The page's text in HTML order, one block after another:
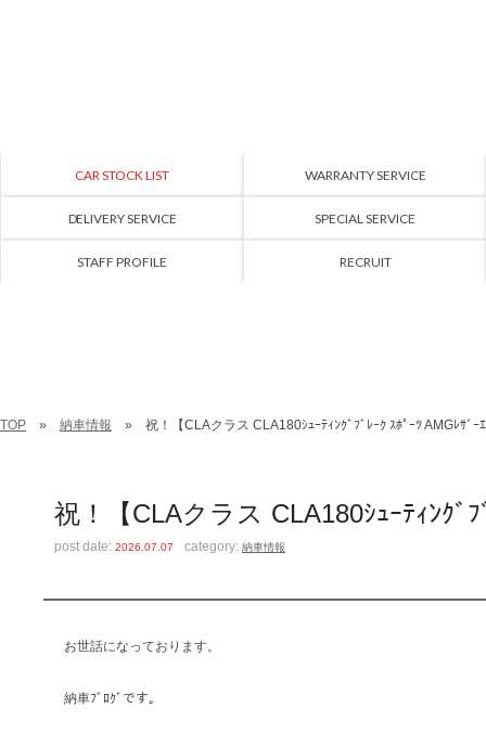
CAR STOCK LIST WARRANTY SERVICE
DELIVERY SERVICE SPECIAL SERVICE
STAFF PROFILE RECRUIT
TOP 納車情報 祝！【CLAクラス CLA180ｼｭｰﾃｨﾝｸﾞﾌﾞﾚｰｸ ｽﾎﾟｰﾂ AMGﾚｻﾞｰ
祝！【CLAクラス CLA180ｼｭｰﾃｨﾝｸﾞﾌ
post date:2026.07.07 category: 納車情報
お世話になっております。
納車ﾌﾞﾛｸﾞです。